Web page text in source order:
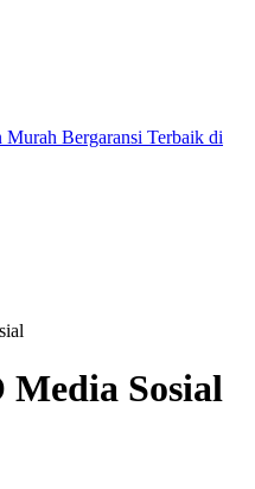
Murah Bergaransi Terbaik di
Media Sosial